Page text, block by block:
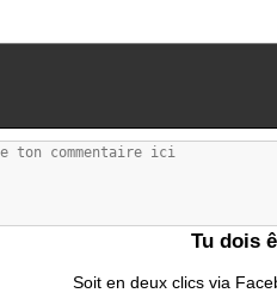
Tu dois
Soit en deux clics via